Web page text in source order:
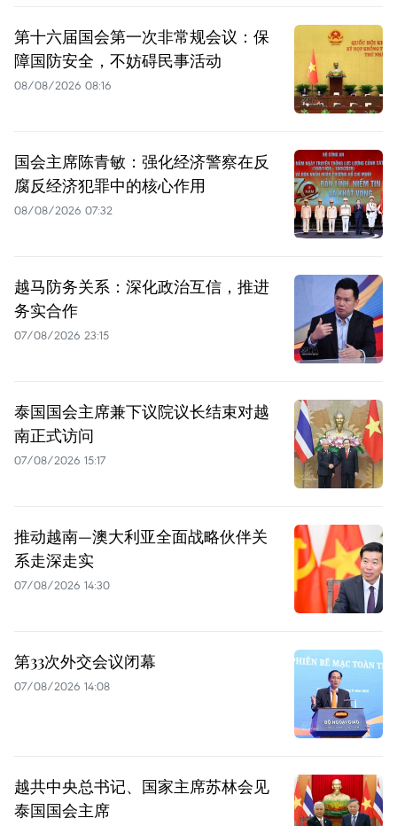
第十六届国会第一次非常规会议：保
障国防安全，不妨碍民事活动
08/08/2026 08:16
国会主席陈青敏：强化经济警察在反
腐反经济犯罪中的核心作用
08/08/2026 07:32
越马防务关系：深化政治互信，推进
务实合作
07/08/2026 23:15
泰国国会主席兼下议院议长结束对越
南正式访问
07/08/2026 15:17
推动越南—澳大利亚全面战略伙伴关
系走深走实
07/08/2026 14:30
第33次外交会议闭幕
07/08/2026 14:08
越共中央总书记、国家主席苏林会见
泰国国会主席